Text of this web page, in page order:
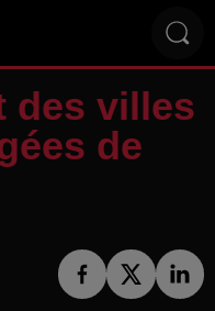
des villes
de